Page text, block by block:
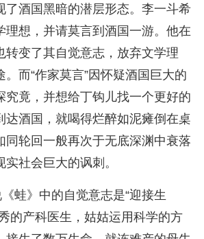
了酒国黑暗的潜层形态。李一斗希
理想，并请莫言到酒国一游。他在
转变了其自觉意志，放弃文学理
而“作家莫言”因怀疑酒国巨大的
究竟，并想给丁钩儿找一个更好的
达酒国，就喝得烂醉如泥瘫倒在桌
同轮回一般再次于无底深渊中衰落
社会巨大的讽刺。
《蛙》中的自觉意志是“迎接生
的产科医生，姑姑运用科学的方